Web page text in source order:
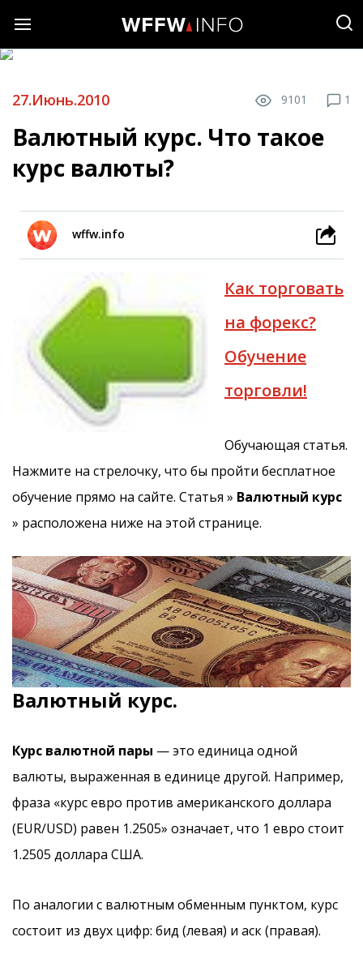
27.Июнь.2010 9101 1
Валютный курс. Что такое
курс валюты?
wffw.info
Как торговать
на форекс?
Обучение
торговли!
Обучающая статья.
Нажмите на стрелочку, что бы пройти бесплатное
обучение прямо на сайте. Статья » Валютный курс
» расположена ниже на этой странице.
Валютный курс.
Курс валютной пары — это единица одной
валюты, выраженная в единице другой. Например,
фраза «курс евро против американского доллара
(EUR/USD) равен 1.2505» означает, что 1 евро стоит
1.2505 доллара США.
По аналогии с валютным обменным пунктом, курс
состоит из двух цифр: бид (левая) и аск (правая).